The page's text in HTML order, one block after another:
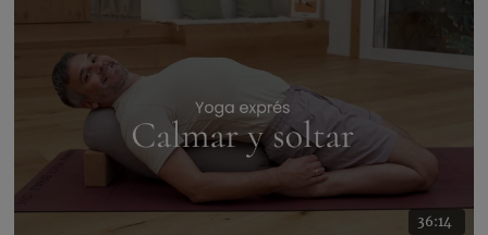
36:14